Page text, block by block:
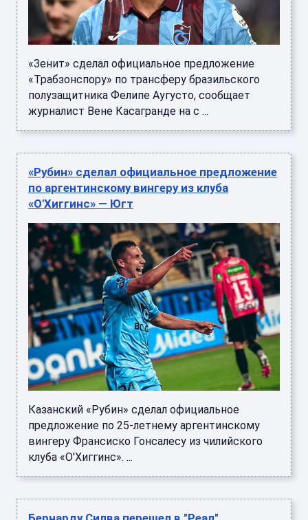
«Зенит» сделал официальное предложение
«Трабзонспору» по трансферу бразильского
полузащитника Фелипе Аугусто, сообщает
журналист Вене Касагранде на с ...
«Рубин» сделал официальное предложение
по аргентинскому вингеру из клуба
«О′Хиггинс» — Югт
Казанский «Рубин» сделал официальное
предложение по 25-летнему аргентинскому
вингеру Франсиско Гонсалесу из чилийского
клуба «О′Хиггинс». ...